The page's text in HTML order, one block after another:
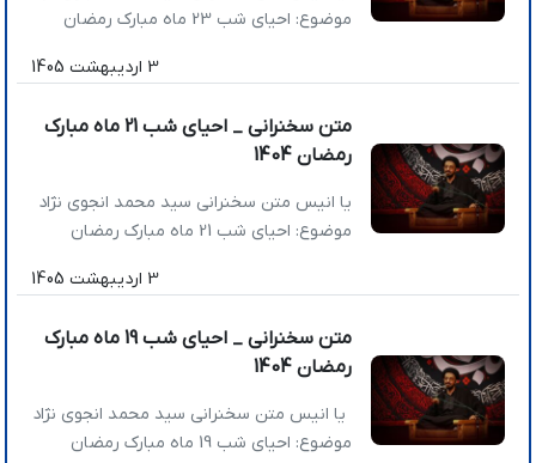
موضوع: احیای شب 23 ماه مبارک رمضان
چگونه بر پیروزی هایمان مغرور نشویم؟ »
در جنگ نرم باخت » حضور گسترده مردم را در
خیابان‌ها به پای خودتان ننویسید؛ فقط
عنایت […]
3 اردیبهشت 1405
متن سخنرانی _ احیای شب 21 ماه مبارک
رمضان 1404
یا انیس متن سخنرانی سید محمد انجوی نژاد
موضوع: احیای شب 21 ماه مبارک رمضان
تصمیم نهایی ادامه یا توقف جنگ به عهده
شرایطی دارد اداره می‌­شود؟ » چرا تجمعات
خیابانی لازمه امنیت کشور است؟ » انقلاب ما
به […]
3 اردیبهشت 1405
متن سخنرانی _ احیای شب 19 ماه مبارک
رمضان 1404
یا انیس متن سخنرانی سید محمد انجوی نژاد
موضوع: احیای شب 19 ماه مبارک رمضان